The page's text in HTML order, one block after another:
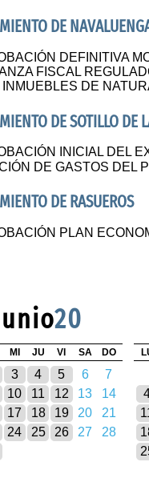
DE
DEFINITIVA
FISCAL
INMUEBLES DE
DE SOTILLO DE
INICIAL DEL
DE GASTOS DEL
DE RASUEROS
PLAN
20
MI JU VI SA DO
3 4 5 6
7
10 11 12 13
14
17 18 19 20
21
24 25 26 27
28